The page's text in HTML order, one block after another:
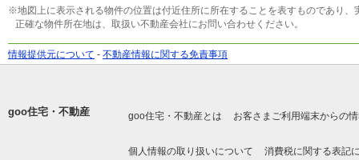
※地図上に表示される物件の位置は付近住所に所在することを表すものであり
正確な物件所在地は、取扱い不動産会社にお問い合わせください。
情報提供元について - 不動産情報に関する免責事項
goo住宅・不動産 goo住宅・不動産とは お客さまご利用端末からの
個人情報の取り扱いについて 消費税に関する表記